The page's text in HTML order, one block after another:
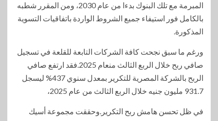
المبرمة مع تلك البنوك بدءا من عام 2030، ومن المقرر شطبه
بالكامل فور استيفاء جميع الشروط الواردة باتفاقيات التسوية
المذكورة.
ورغم ما سبق نجحت كافة الشركات التابعة للقلعة في تسجيل
صافي ربح خلال الربع الثالث منعام 2025.فقد ارتفع صافي
الربح بالشركة المصرية للتكرير بمعدل سنوي 437% ليسجل
931.7 مليون جنيه خلال الربع الثالث من عام 2025،
في ظل تحسن هامش ربح التكرير.وحققت مجموعة أسيك